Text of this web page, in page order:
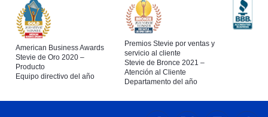
American Business Awards
Stevie de Oro 2020 –
Producto
Equipo directivo del año
Premios Stevie por ventas y
servicio al cliente
Stevie de Bronce 2021 –
Atención al Cliente
Departamento del año